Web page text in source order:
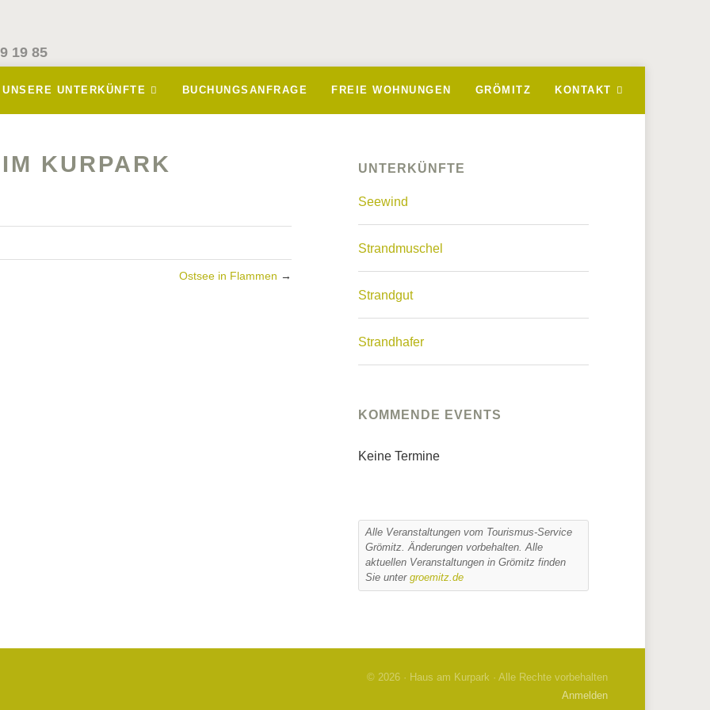
19 85
UNSERE UNTERKÜNFTE BUCHUNGSANFRAGE FREIE WOHNUNGEN GRÖMITZ KONTAKT
KURPARK
Ostsee in Flammen →
UNTERKÜNFTE
Seewind
Strandmuschel
Strandgut
Strandhafer
KOMMENDE EVENTS
Keine Termine
Alle Veranstaltungen vom Tourismus-Service
Grömitz. Änderungen vorbehalten. Alle
aktuellen Veranstaltungen in Grömitz finden
Sie unter groemitz.de
© 2026 · Haus am Kurpark · Alle Rechte vorbehalten
Anmelden